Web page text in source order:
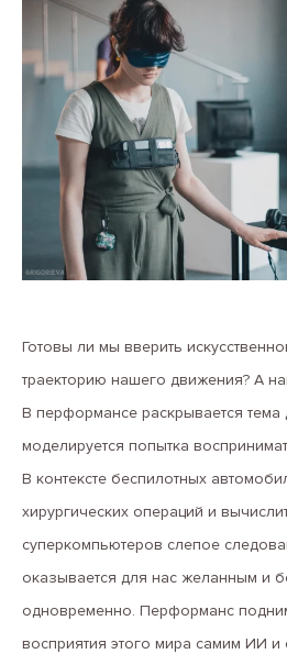
Готовы ли мы вверить
траекторию нашего движения? А
В перформансе раскрывается
моделируется попытка
В контексте беспилотных
хирургических операций и
суперкомпьютеров слепое
оказывается для нас желанным и
одновременно. Перформанс
восприятия этого мира самим ИИ